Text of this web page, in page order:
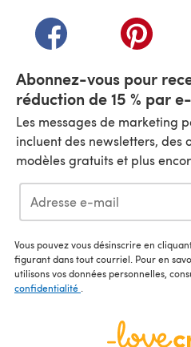
(s'ouvre dans un(s'ouvre
Abonnez-vous pour
réduction de 15 % par
Les messages de marketing
incluent des newsletters, des
modèles gratuits et plus
Vous pouvez vous désinscrire en
figurant dans tout courriel. Pour en
utilisons vos données personnelles,
confidentialité .